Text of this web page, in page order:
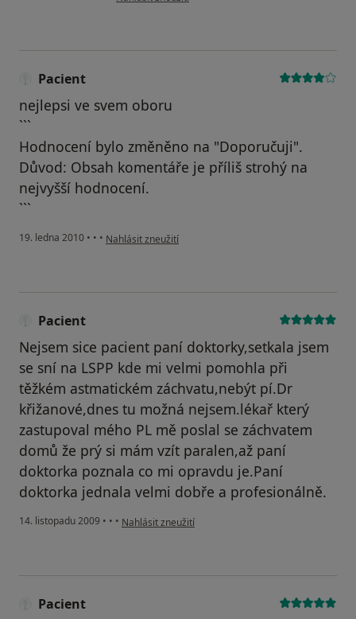
Pacient
nejlepsi ve svem oboru
```
Hodnocení bylo změněno na "Doporučuji".
Důvod: Obsah komentáře je příliš strohý na
nejvyšší hodnocení.
```
19. ledna 2010 • • • podle názoru uživatele Pacient
Nahlásit zneužití
Pacient
Nejsem sice pacient paní doktorky,setkala jsem
se sní na LSPP kde mi velmi pomohla při
těžkém astmatickém záchvatu,nebýt pí.Dr
křižanové,dnes tu možná nejsem.lékař který
zastupoval mého PL mě poslal se záchvatem
domů že prý si mám vzít paralen,až paní
doktorka poznala co mi opravdu je.Paní
doktorka jednala velmi dobře a profesionálně.
14. listopadu 2009 • • • podle názoru uživatele Pacient
Nahlásit zneužití
Pacient